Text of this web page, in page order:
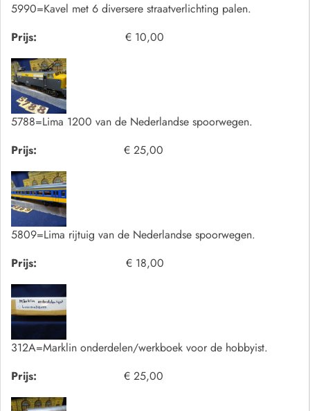
5990=Kavel met 6 diversere straatverlichting palen.
Prijs:
€ 10,00
5788=Lima 1200 van de Nederlandse spoorwegen.
Prijs:
€ 25,00
5809=Lima rijtuig van de Nederlandse spoorwegen.
Prijs:
€ 18,00
312A=Marklin onderdelen/werkboek voor de hobbyist.
Prijs:
€ 25,00